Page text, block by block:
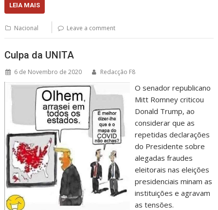
LEIA MAIS
Nacional Leave a comment
Culpa da UNITA
6 de Novembro de 2020 Redacção F8
O senador republicano
Mitt Romney criticou
Donald Trump, ao
considerar que as
repetidas declarações
do Presidente sobre
alegadas fraudes
eleitorais nas eleições
presidenciais minam as
instituições e agravam
as tensões.